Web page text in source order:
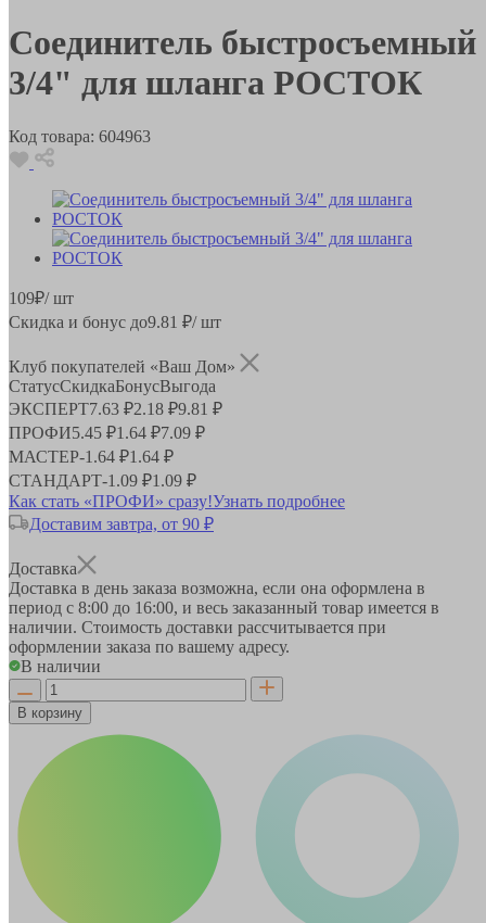
Соединитель быстросъемный
3/4" для шланга РОСТОК
Код товара: 604963
109₽/ шт
Скидка и бонус до9.81 ₽/ шт
Клуб покупателей «Ваш Дом»
СтатусСкидкаБонусВыгода
ЭКСПЕРТ7.63 ₽2.18 ₽9.81 ₽
ПРОФИ5.45 ₽1.64 ₽7.09 ₽
МАСТЕР-1.64 ₽1.64 ₽
СТАНДАРТ-1.09 ₽1.09 ₽
Как стать «ПРОФИ» сразу!Узнать подробнее
Доставим завтра, от 90 ₽
Доставка
Доставка в день заказа возможна, если она оформлена в
период с 8:00 до 16:00, и весь заказанный товар имеется в
наличии. Стоимость доставки рассчитывается при
оформлении заказа по вашему адресу.
В наличии
В корзину